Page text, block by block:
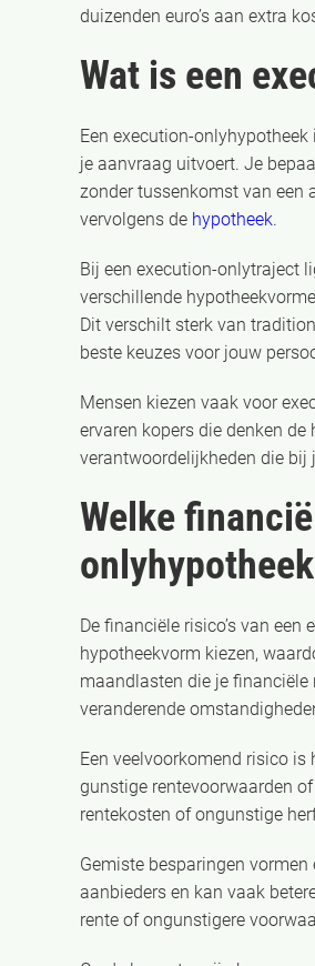
duizenden euro’s aan extra
Wat is een
Een execution-onlyhypotheek
je aanvraag uitvoert. Je
zonder tussenkomst van een
vervolgens de hypotheek.
Bij een execution-onlytraject
verschillende
Dit verschilt sterk van
beste keuzes voor jouw
Mensen kiezen vaak voor
ervaren kopers die denken
verantwoordelijkheden die bij
Welke
De financiële risico’s van
hypotheekvorm kiezen,
maandlasten die je
veranderende
Een veelvoorkomend risico is
gunstige rentevoorwaarden
rentekosten of ongunstige
Gemiste besparingen
aanbieders en kan vaak
rente of ongunstigere